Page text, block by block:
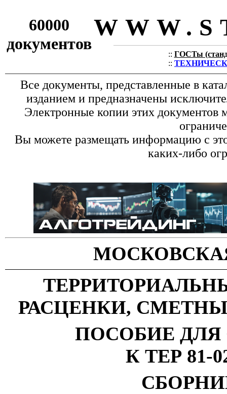
60000
документов
:: ГОСТы
::
Все документы, представленные в
изданием и предназначены
Электронные копии этих документов
Вы можете размещать информацию с
каких-либо
РАСЦЕНКИ,
ПОСОБИЕ
К ТЕР 81-